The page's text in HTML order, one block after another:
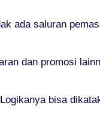
ada saluran
dan promosi
bisa